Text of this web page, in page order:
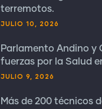
terremotos.
JULIO 10, 2026
Parlamento Andino y
fuerzas por la Salud
JULIO 9, 2026
Más de 200 técnicos